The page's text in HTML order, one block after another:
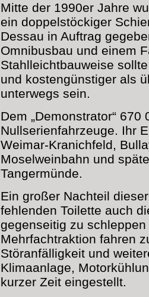
Mitte der 1990er Jahre
ein doppelstöckiger
Dessau in Auftrag
Omnibusbau und einem
Stahlleichtbauweise
und kostengünstiger als
unterwegs sein.
Dem „Demonstrator“
Nullserienfahrzeuge. Ihr
Weimar-Kranichfeld,
Moselweinbahn und
Tangermünde.
Ein großer Nachteil
fehlenden Toilette auch
gegenseitig zu
Mehrfachtraktion fahren
Störanfälligkeit und
Klimaanlage,
kurzer Zeit eingestellt.